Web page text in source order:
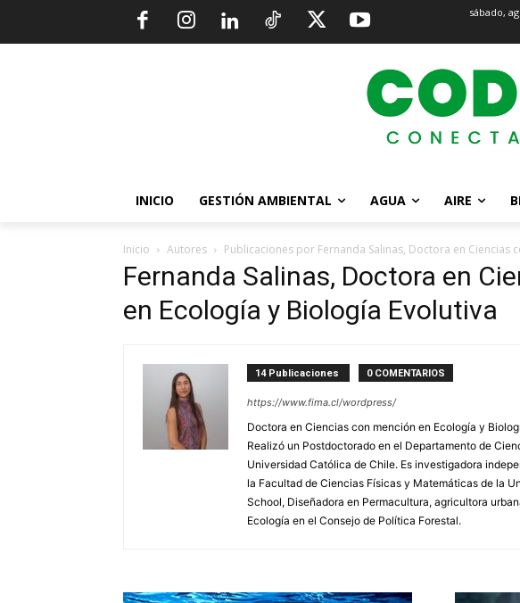
sábado,
INICIO GESTIÓN AMBIENTAL AGUA AIRE
Inicio Autores Publicaciones por Fernanda Salinas, Doctora en Ciencias
Fernanda Salinas, Doctora en
en Ecología y Biología Evolutiva
14 Publicaciones 0 COMENTARIOS
https://www.fima.cl/wordpress/
Doctora en Ciencias con mención en Ecología y
Realizó un Postdoctorado en el Departamento de
Universidad Católica de Chile. Es investigadora
la Facultad de Ciencias Físicas y Matemáticas de la
School, Diseñadora en Permacultura, agricultora
Ecología en el Consejo de Política Forestal.